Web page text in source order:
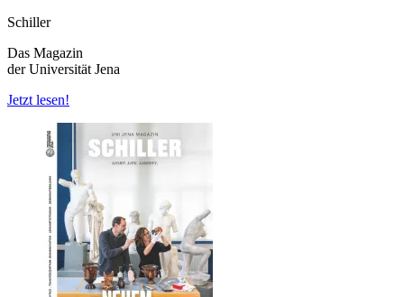
Schiller
Das Magazin
der Universität Jena
Jetzt lesen!